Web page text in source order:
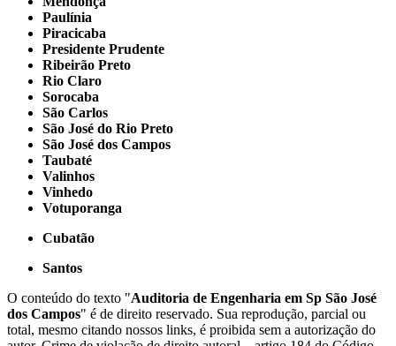
Paulínia
Piracicaba
Presidente Prudente
Ribeirão Preto
Rio Claro
Sorocaba
São Carlos
São José do Rio Preto
São José dos Campos
Taubaté
Valinhos
Vinhedo
Votuporanga
Cubatão
Santos
O conteúdo do texto "Auditoria de Engenharia em Sp São José
dos Campos" é de direito reservado. Sua reprodução, parcial ou
total, mesmo citando nossos links, é proibida sem a autorização do